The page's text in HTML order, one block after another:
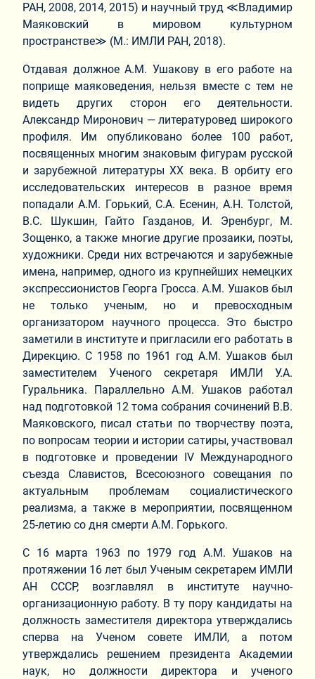
РАН, 2008, 2014, 2015) и научный труд ≪Владимир
Маяковский в мировом культурном
пространстве≫ (М.: ИМЛИ РАН, 2018).
Отдавая должное А.М. Ушакову в его работе на
поприще маяковедения, нельзя вместе с тем не
видеть других сторон его деятельности.
Александр Миронович — литературовед широкого
профиля. Им опубликовано более 100 работ,
посвященных многим знаковым фигурам русской
и зарубежной литературы ХХ века. В орбиту его
исследовательских интересов в разное время
попадали А.М. Горький, С.А. Есенин, А.Н. Толстой,
В.С. Шукшин, Гайто Газданов, И. Эренбург, М.
Зощенко, а также многие другие прозаики, поэты,
художники. Среди них встречаются и зарубежные
имена, например, одного из крупнейших немецких
экспрессионистов Георга Гросса. А.М. Ушаков был
не только ученым, но и превосходным
организатором научного процесса. Это быстро
заметили в институте и пригласили его работать в
Дирекцию. С 1958 по 1961 год А.М. Ушаков был
заместителем Ученого секретаря ИМЛИ У.А.
Гуральника. Параллельно А.М. Ушаков работал
над подготовкой 12 тома собрания сочинений В.В.
Маяковского, писал статьи по творчеству поэта,
по вопросам теории и истории сатиры, участвовал
в подготовке и проведении IV Международного
съезда Славистов, Всесоюзного совещания по
актуальным проблемам социалистического
реализма, а также в мероприятии, посвященном
25-летию со дня смерти А.М. Горького.
С 16 марта 1963 по 1979 год А.М. Ушаков на
протяжении 16 лет был Ученым секретарем ИМЛИ
АН СССР, возглавлял в институте научно-
организационную работу. В ту пору кандидаты на
должность заместителя директора утверждались
сперва на Ученом совете ИМЛИ, а потом
утверждались решением президента Академии
наук, но должности директора и ученого